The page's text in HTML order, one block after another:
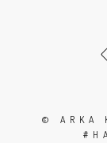
© ARKA